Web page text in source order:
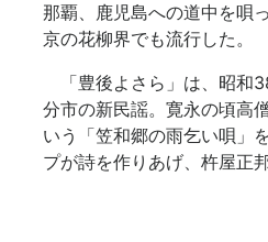
那覇、鹿児島への道中を唄
京の花柳界でも流行した。
「豊後よさら」は、昭和
分市の新民謡。寛永の頃高
いう「笠和郷の雨乞い唄」
プが詩を作りあげ、杵屋正